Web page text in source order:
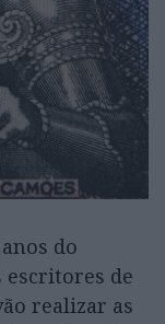
do
de
realizar as